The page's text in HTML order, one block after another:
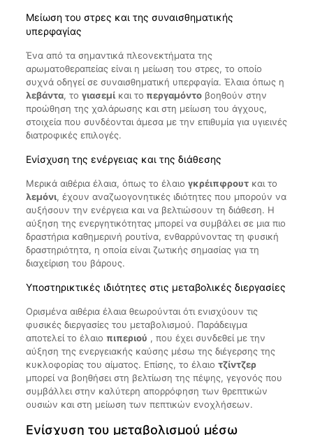
Μείωση του στρες και της συναισθηματικής
υπερφαγίας
Ένα από τα σημαντικά πλεονεκτήματα της
αρωματοθεραπείας είναι η μείωση του στρες, το οποίο
συχνά οδηγεί σε συναισθηματική υπερφαγία. Έλαια όπως η
λεβάντα, το γιασεμίκαι το περγαμόντοβοηθούν στην
προώθηση της χαλάρωσης και στη μείωση του άγχους,
στοιχεία που συνδέονται άμεσα με την επιθυμία για υγιεινές
διατροφικές επιλογές.
Ενίσχυση της ενέργειας και της διάθεσης
Μερικά αιθέρια έλαια, όπως το έλαιο γκρέιπφρουτκαι το
λεμόνι, έχουν αναζωογονητικές ιδιότητες που μπορούν να
αυξήσουν την ενέργεια και να βελτιώσουν τη διάθεση. Η
αύξηση της ενεργητικότητας μπορεί να συμβάλει σε μια πιο
δραστήρια καθημερινή ρουτίνα, ενθαρρύνοντας τη φυσική
δραστηριότητα, η οποία είναι ζωτικής σημασίας για τη
διαχείριση του βάρους.
Υποστηρικτικές ιδιότητες στις μεταβολικές διεργασίες
Ορισμένα αιθέρια έλαια θεωρούνται ότι ενισχύουν τις
φυσικές διεργασίες του μεταβολισμού. Παράδειγμα
αποτελεί το έλαιο πιπεριού , που έχει συνδεθεί με την
αύξηση της ενεργειακής καύσης μέσω της διέγερσης της
κυκλοφορίας του αίματος. Επίσης, το έλαιο τζίντζερ
μπορεί να βοηθήσει στη βελτίωση της πέψης, γεγονός που
συμβάλλει στην καλύτερη απορρόφηση των θρεπτικών
ουσιών και στη μείωση των πεπτικών ενοχλήσεων.
Ενίσχυση του μεταβολισμού μέσω